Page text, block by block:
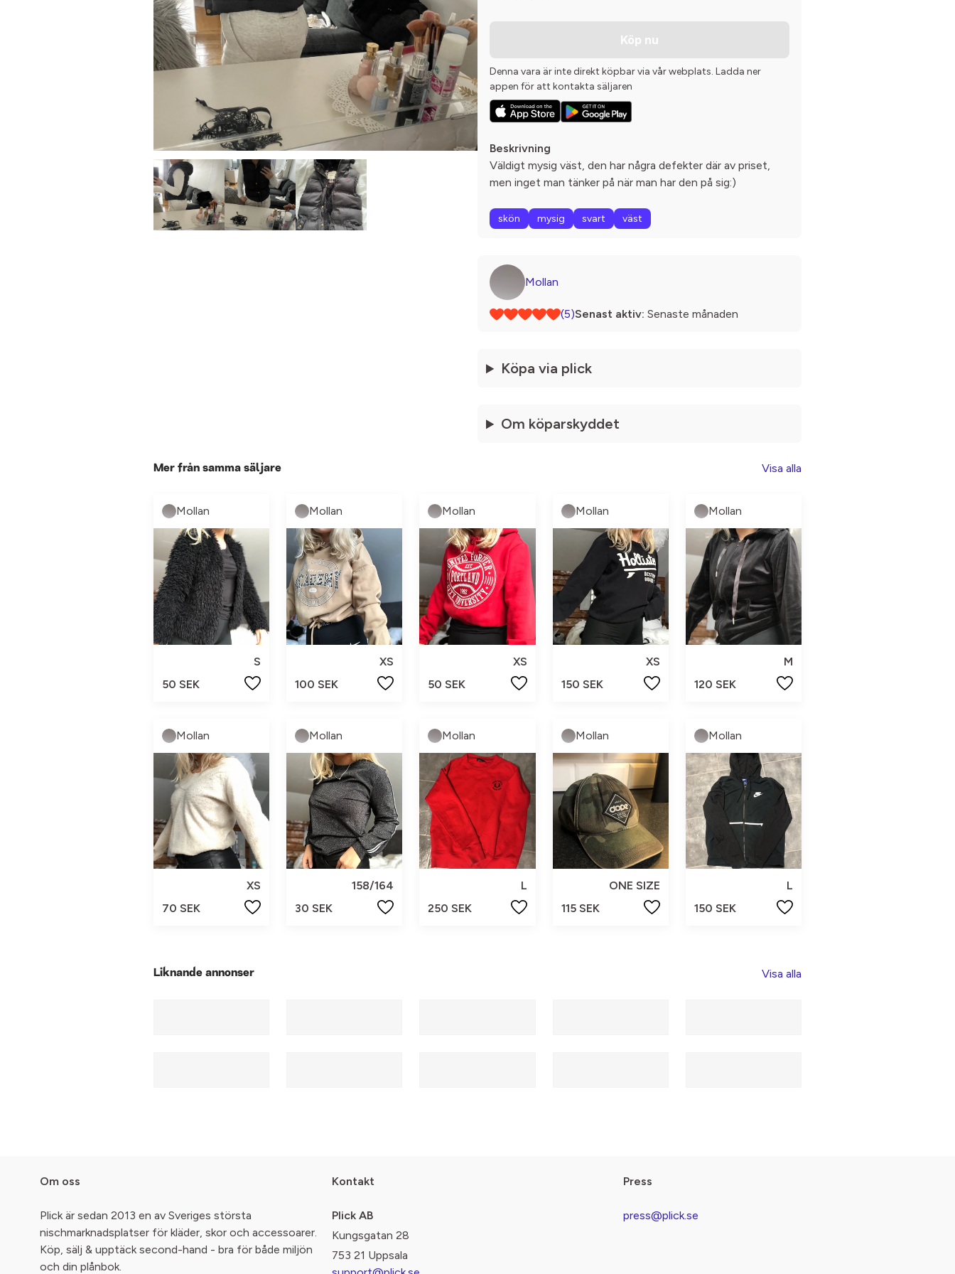
Köp nu
Denna vara är inte direkt köpbar via vår webplats. Ladda ner
appen för att kontakta säljaren
Beskrivning
Väldigt mysig väst, den har några defekter där av priset,
men inget man tänker på när man har den på sig:)
skön mysig svart väst
Mollan
(5)Senast aktiv: Senaste månaden
Köpa via plick
Om köparskyddet
Mer från samma säljare Visa alla
Mollan
S
50 SEK
Mollan
XS
100 SEK
Mollan
XS
50 SEK
Mollan
XS
150 SEK
Mollan
M
120 SEK
Mollan
XS
70 SEK
Mollan
158/164
30 SEK
Mollan
L
250 SEK
Mollan
ONE SIZE
115 SEK
Mollan
L
150 SEK
Liknande annonser Visa alla
Om oss
Plick är sedan 2013 en av Sveriges största
nischmarknadsplatser för kläder, skor och accessoarer.
Köp, sälj & upptäck second-hand - bra för både miljön
och din plånbok.
Kontakt
Plick AB
Kungsgatan 28
753 21 Uppsala
Press
press@plick.se